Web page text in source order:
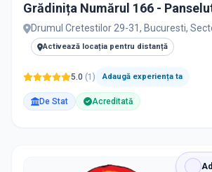
Grădinița Numărul 166 -
Drumul Cretestilor 29-31, Bucuresti,
Activează locația pentru distanță
5.0 (1 ) Adaugă experiența ta
De Stat Acreditată